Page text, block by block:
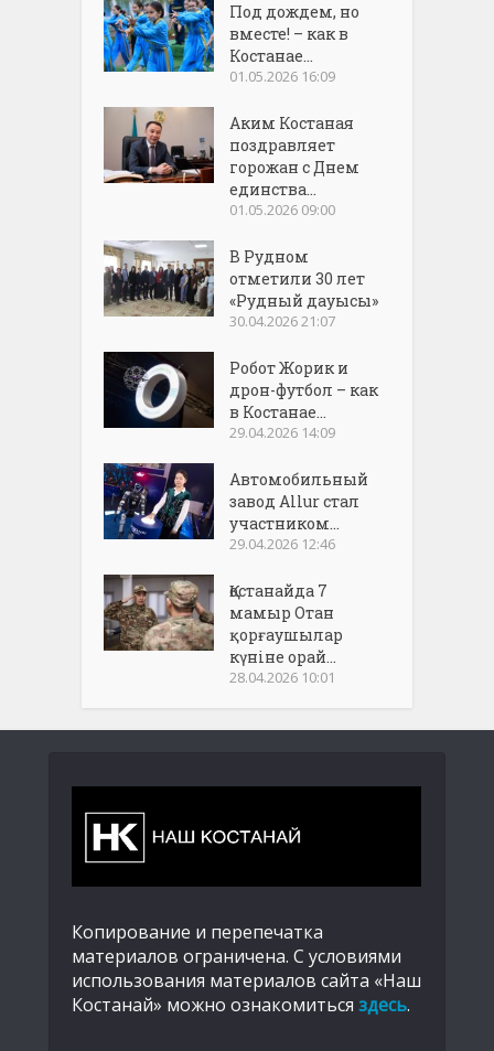
Под дождем, но
вместе! – как в
Костанае...
01.05.2026 16:09
Аким Костаная
поздравляет
горожан с Днем
единства...
01.05.2026 09:00
В Рудном
отметили 30 лет
«Рудный дауысы»
30.04.2026 21:07
Робот Жорик и
дрон-футбол – как
в Костанае...
29.04.2026 14:09
Автомобильный
завод Allur стал
участником...
29.04.2026 12:46
Қостанайда 7
мамыр Отан
қорғаушылар
күніне орай...
28.04.2026 10:01
Копирование и перепечатка
материалов ограничена. С условиями
использования материалов сайта «Наш
Костанай» можно ознакомиться здесь.